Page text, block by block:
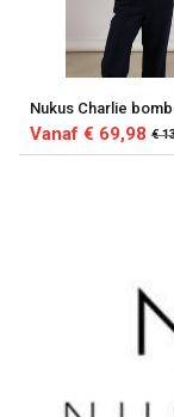
Nukus Charlie
Vanaf € 69,98 €